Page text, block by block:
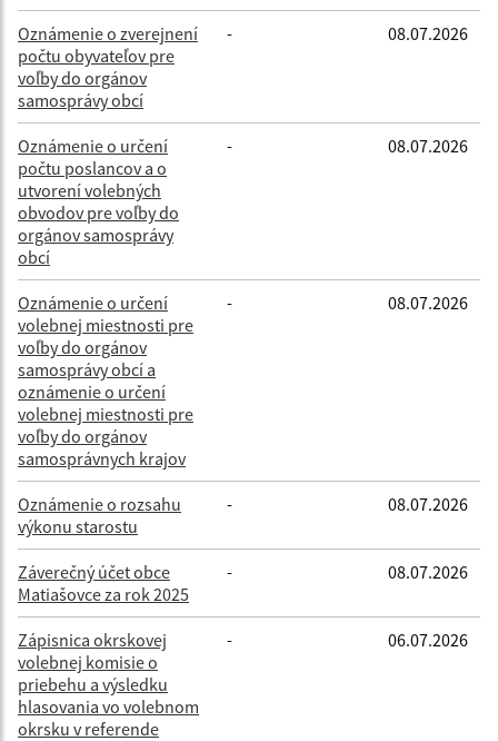
Oznámenie o zverejnení
počtu obyvateľov pre
voľby do orgánov
samosprávy obcí
- 08.07.2026
Oznámenie o určení
počtu poslancov a o
utvorení volebných
obvodov pre voľby do
orgánov samosprávy
obcí
- 08.07.2026
Oznámenie o určení
volebnej miestnosti pre
voľby do orgánov
samosprávy obcí a
oznámenie o určení
volebnej miestnosti pre
voľby do orgánov
samosprávnych krajov
- 08.07.2026
Oznámenie o rozsahu
výkonu starostu
- 08.07.2026
Záverečný účet obce
Matiašovce za rok 2025
- 08.07.2026
Zápisnica okrskovej
volebnej komisie o
priebehu a výsledku
hlasovania vo volebnom
okrsku v referende
- 06.07.2026